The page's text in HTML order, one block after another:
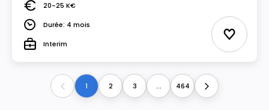
Salaire20-25 K€
DuréeDurée: 4 mois
TypeInterim Ajouter
Previous1 2 3 ... 464 Next